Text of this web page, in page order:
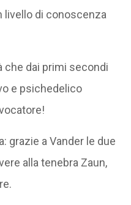
livello di conoscenza
che dai primi secondi
e psichedelico
grazie a Vander le due
alla tenebra Zaun,